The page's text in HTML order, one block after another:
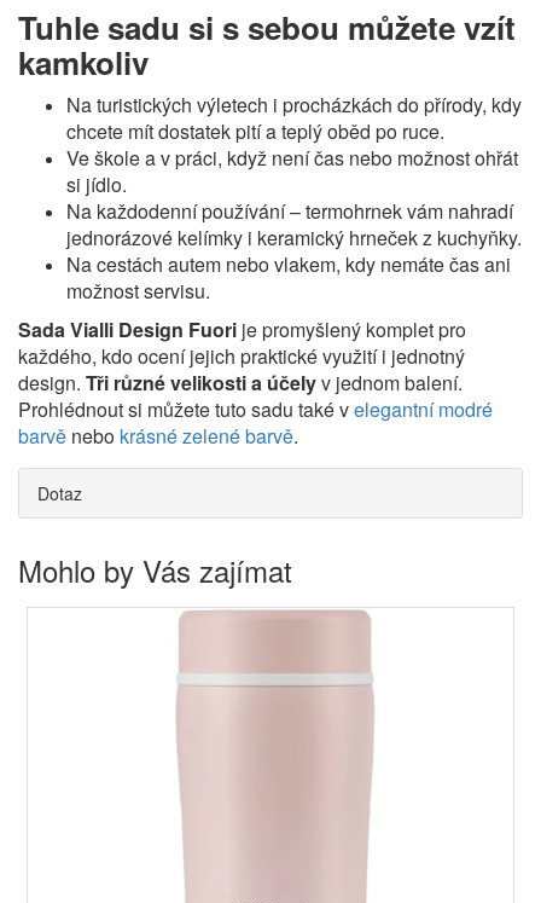
Tuhle sadu si s sebou můžete vzít
kamkoliv
Na turistických výletech i procházkách do přírody, kdy
chcete mít dostatek pití a teplý oběd po ruce.
Ve škole a v práci, když není čas nebo možnost ohřát
si jídlo.
Na každodenní používání – termohrnek vám nahradí
jednorázové kelímky i keramický hrneček z kuchyňky.
Na cestách autem nebo vlakem, kdy nemáte čas ani
možnost servisu.
Sada Vialli Design Fuori je promyšlený komplet pro
každého, kdo ocení jejich praktické využití i jednotný
design. Tři různé velikosti a účelyv jednom balení.
Prohlédnout si můžete tuto sadu také velegantní modré
barvě nebo krásné zelené barvě.
Dotaz
Mohlo by Vás zajímat